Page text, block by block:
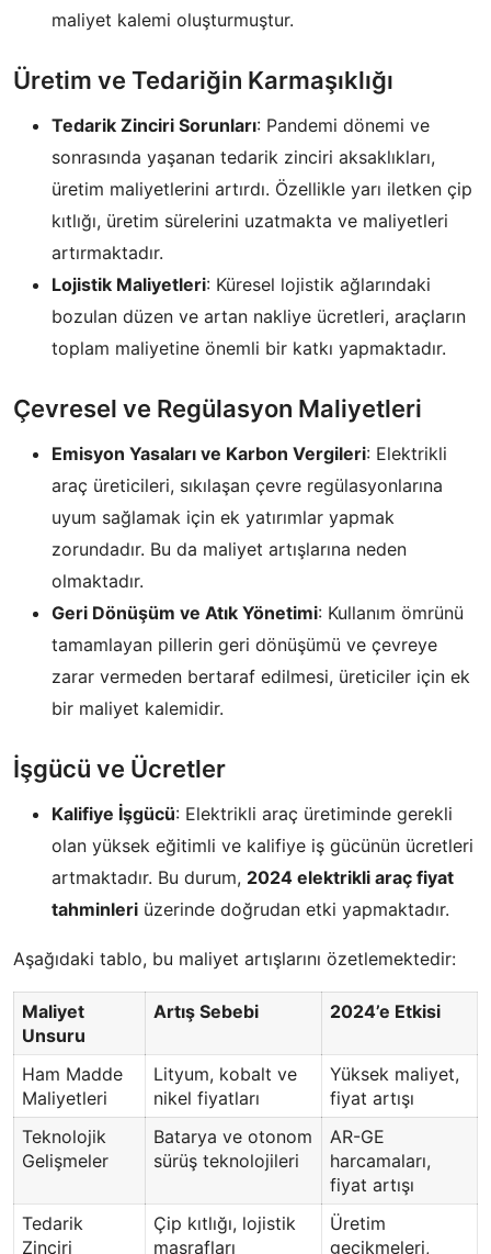
maliyet kalemi oluşturmuştur.
Üretim ve Tedariğin Karmaşıklığı
Tedarik Zinciri Sorunları: Pandemi dönemi ve
sonrasında yaşanan tedarik zinciri aksaklıkları,
üretim maliyetlerini artırdı. Özellikle yarı iletken çip
kıtlığı, üretim sürelerini uzatmakta ve maliyetleri
artırmaktadır.
Lojistik Maliyetleri: Küresel lojistik ağlarındaki
bozulan düzen ve artan nakliye ücretleri, araçların
toplam maliyetine önemli bir katkı yapmaktadır.
Çevresel ve Regülasyon Maliyetleri
Emisyon Yasaları ve Karbon Vergileri: Elektrikli
araç üreticileri, sıkılaşan çevre regülasyonlarına
uyum sağlamak için ek yatırımlar yapmak
zorundadır. Bu da maliyet artışlarına neden
olmaktadır.
Geri Dönüşüm ve Atık Yönetimi: Kullanım ömrünü
tamamlayan pillerin geri dönüşümü ve çevreye
zarar vermeden bertaraf edilmesi, üreticiler için ek
bir maliyet kalemidir.
İşgücü ve Ücretler
Kalifiye İşgücü: Elektrikli araç üretiminde gerekli
olan yüksek eğitimli ve kalifiye iş gücünün ücretleri
artmaktadır. Bu durum, 2024 elektrikli araç fiyat
tahminleri üzerinde doğrudan etki yapmaktadır.
Aşağıdaki tablo, bu maliyet artışlarını özetlemektedir:
Maliyet
Unsuru
Artış Sebebi 2024’e Etkisi
Ham Madde
Maliyetleri
Lityum, kobalt ve
nikel fiyatları
Yüksek maliyet,
fiyat artışı
Teknolojik
Gelişmeler
Batarya ve otonom
sürüş teknolojileri
AR-GE
harcamaları,
fiyat artışı
Tedarik
Zinciri
Çip kıtlığı, lojistik
masrafları
Üretim
gecikmeleri,